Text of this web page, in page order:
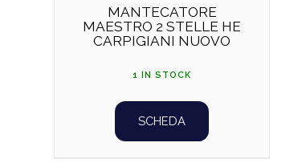
MANTECATORE
MAESTRO 2 STELLE HE
CARPIGIANI NUOVO
1 IN STOCK
SCHEDA